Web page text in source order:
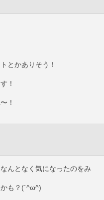
とかありそう！
！
！
んとなく気になったのをみ
も？(´^ω^)